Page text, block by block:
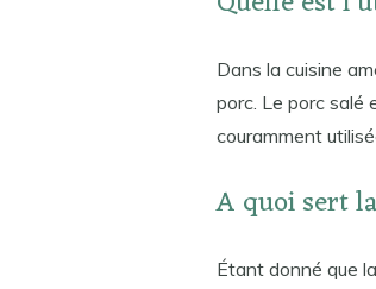
Dans la cuisine
porc. Le porc salé
couramment
A quoi sert
Étant donné que